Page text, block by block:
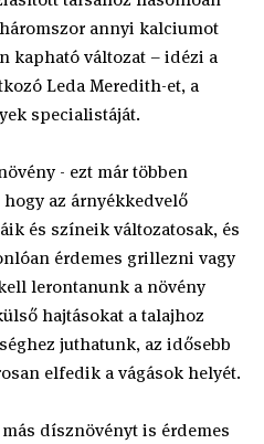
annyi kalciumot
kapható változat – idézi a
Leda Meredith-et, a
specialistáját.
- ezt már többen
az árnyékkedvelő
és színeik változatosak, és
érdemes grillezni vagy
lerontanunk a növény
hajtásokat a talajhoz
juthatunk, az idősebb
elfedik a vágások helyét.
dísznövényt is érdemes